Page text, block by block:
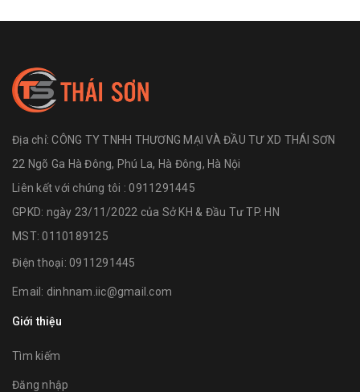
Địa chỉ:CÔNG TY TNHH THƯƠNG MẠI VÀ ĐẦU TƯ XD THÁI SƠN
22 Ngõ Ga Hà Đông, Phú La, Hà Đông, Hà Nội
Liên kết với chúng tôi : 0911291445
GPKD: ngày 23/11/2022 của Sở KH & Đầu Tư TP. HN
MST: 0110189125
Điện thoại: 0911291445
Email: dinhnam.iic@gmail.com
Giới thiệu
Tìm kiếm
Đăng nhập